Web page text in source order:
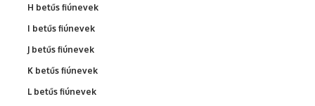
H betűs fiúnevek
I betűs fiúnevek
J betűs fiúnevek
K betűs fiúnevek
L betűs fiúnevek